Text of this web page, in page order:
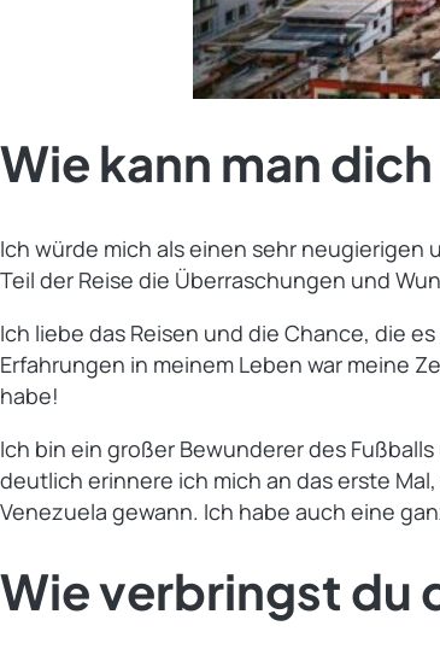
Wie kann man
Ich würde mich als einen sehr
Teil der Reise die Überraschungen und
Ich liebe das Reisen und die Chance, die
Erfahrungen in meinem Leben war meine
habe!
Ich bin ein großer Bewunderer des
deutlich erinnere ich mich an das erste
Venezuela gewann. Ich habe auch eine
Wie verbringst du